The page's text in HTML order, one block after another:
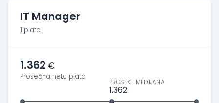
IT Manager
1 plata
1.362 €
Prosečna neto plata
PROSEK I MEDIJANA
1.362